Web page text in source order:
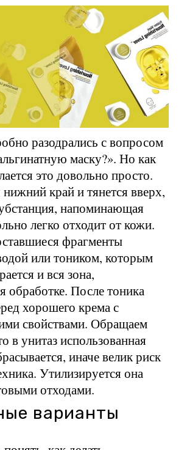
разодрались с вопросом
маску?». Но как
это довольно просто.
край и тянется вверх,
напоминающая
легко отходит от кожи.
фрагменты
или тоником, которым
и вся зона,
обработке. После тоника
хорошего крема с
свойствами. Обращаем
в унитаз использованная
иначе велик риск
Утилизируется она
отходами.
варианты